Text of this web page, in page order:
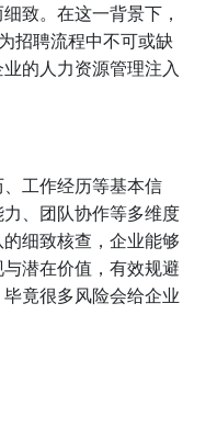
致。在这一背景下，
招聘流程中不可或缺
的人力资源管理注入
工作经历等基本信
、团队协作等多维度
细致核查，企业能够
潜在价值，有效规避
竟很多风险会给企业